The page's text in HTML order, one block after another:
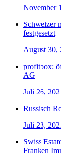
November
Schweizer
festgesetzt
August 30,
profitbox:
AG
Juli 26,
Russisch
Juli 23,
Swiss
Franken